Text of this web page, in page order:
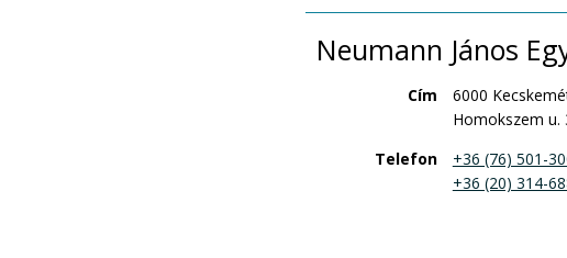
Neumann János
Cím
6000
Homokszem u.
Telefon
+36 (76) 501-
+36 (20) 314-